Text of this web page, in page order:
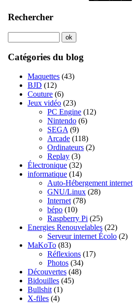
Rechercher
Catégories du blog
Maquettes (43)
BJD (12)
Couture (6)
Jeux vidéo (23)
PC Engine (12)
Nintendo (6)
SEGA (9)
Arcade (118)
Ordinateurs (2)
Replay (3)
Électronique (32)
informatique (14)
Auto-Hébergement internet
GNU/Linux (28)
Internet (78)
bépo (10)
Raspberry Pi (25)
Energies Renouvelables (22)
Serveur internet Écolo (2)
MaKoTo (83)
Réflexions (17)
Photos (34)
Découvertes (48)
Bidouilles (45)
Bullshit (1)
X-files (4)